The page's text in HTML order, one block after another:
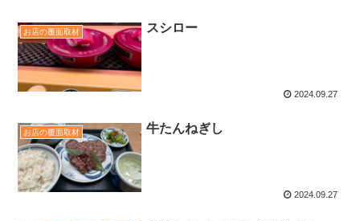
お店の覆面取材 スシロー
2024.09.27
お店の覆面取材 牛たんねぎし
2024.09.27